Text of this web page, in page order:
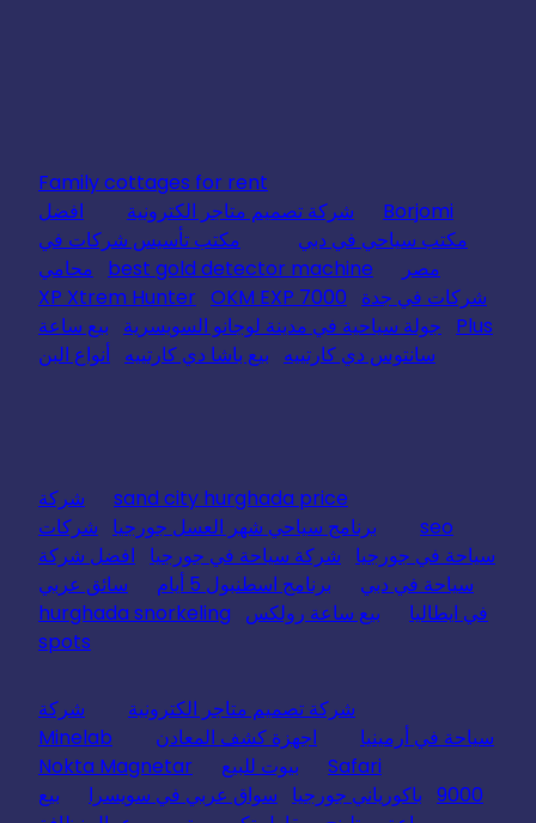
Family cottages for rent
Borjomi
شركة تصميم متاجر الكترونية
افضل
مكتب سياحي في دبي
مكتب تأسيس شركات في
مصر
best gold detector machine
محامي
شركات في جدة
XP Xtrem Hunter OKM EXP 7000
Plus
جولة سياحية في مدينة لوجانو السويسرية
بيع ساعة
سانتوس دي كارتييه
بيع باشا دي كارتييه أنواع البن
sand city hurghada price
شركة
seo
برنامج سياحي شهر العسل جورجيا
شركات
سياحة في جورجيا
شركة سياحة في جورجيا
افضل شركة
سياحة في دبي
برنامج اسطنبول 5 أيام
سائق عربي
في ايطاليا
بيع ساعة رولكس
hurghada snorkeling
spots
شركة تصميم متاجر الكترونية
شركة
سياحة في أرمينيا
اجهزة كشف المعادن
Minelab
Safari
بيوت للبيع
Nokta Magnetar
9000 باكورياني جورجيا سواق عربي في سويسرا
بيع